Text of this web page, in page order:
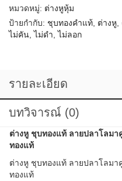
หมวดหมู่: ต่างหูหุ้ม
ป้ายกำกับ: ชุบทองคำแท้, ต่างหู,
ไม่คัน,ไม่ดำ,ไม่ลอก
รายละเอียด
บทวิจารณ์ (0)
ต่างหู ชุบทองแท้ ลายปลาโลมา
ทองแท้
ต่างหู ชุบทองแท้ ลายปลาโลมา
ทองแท้